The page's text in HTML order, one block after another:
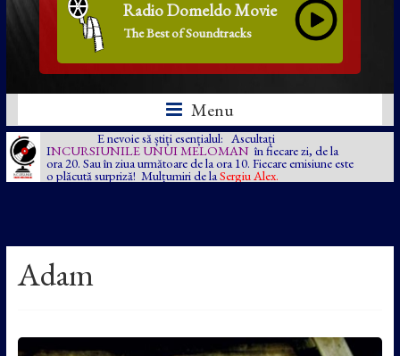
Radio Domeldo Movie
The Best of Soundtracks
Menu
E nevoie să știți esențialul: Ascultați
INCURSIUNILE UNUI MELOMAN în fiecare zi, de la
ora 20. Sau în ziua următoare de la ora 10. Fiecare emisiune este
o plăcută surpriză! Mulțumiri de la Sergiu Alex.
Adam